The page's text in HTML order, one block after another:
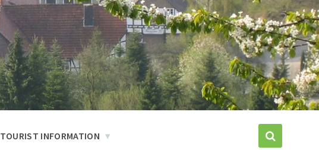
TOURIST INFORMATION